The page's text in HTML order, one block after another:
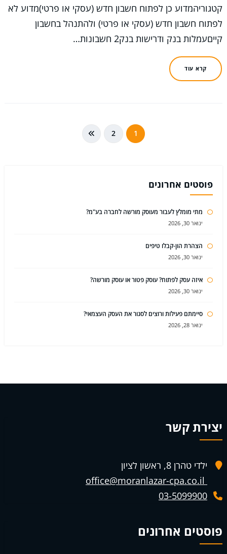
קטגוריהמדוע כן לפתוח חשבון חדש (עסקי או פרטי)מדוע לא
לפתוח חשבון חדש (עסקי או פרטי) ולהתנהל בחשבון
קייםעמלות בנק ודרישות בנק2 חשבונות…
קרא עוד
1
2
פוסטים אחרונים
מתי מומלץ לעבור מעוסק מורשה לחברה בע"מ?
ינואר 30, 2026
הצהרת הון-קבלו טיפים
ינואר 30, 2026
איזה עסק לפתוח? עוסק פטור או עוסק מורשה?
ינואר 30, 2026
סיימתם פעילות ורוצים לסגור את העסק העצמאי?
ינואר 28, 2026
יצירת קשר
ילדי טהרן 8, ראשון לציון
03-5099900
פוסטים אחרונים